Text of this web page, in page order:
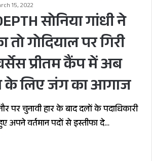
15, 2022
सोनिया गांधी ने
तो गोदियाल पर गिरी
प्रीतम कैंप में अब
के लिए जंग का आगाज
पर चुनावी हार के बाद दलों के पदाधिकारी
अपने वर्तमान पदों से इस्तीफा दे…